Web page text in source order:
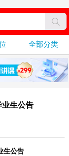
全部分类
业生公告
生公告